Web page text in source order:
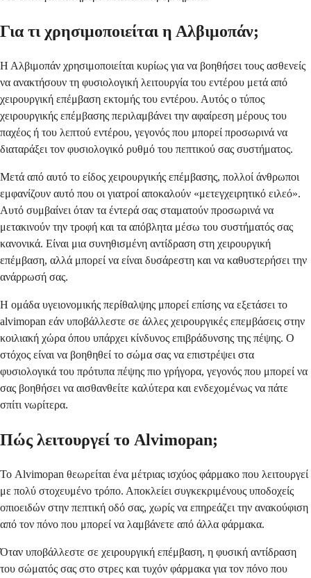
Για τι χρησιμοποιείται η Αλβιμοπάν;
Η Αλβιμοπάν χρησιμοποιείται κυρίως για να βοηθήσει τους ασθενείς
να ανακτήσουν τη φυσιολογική λειτουργία του εντέρου μετά από
χειρουργική επέμβαση εκτομής του εντέρου. Αυτός ο τύπος
χειρουργικής επέμβασης περιλαμβάνει την αφαίρεση μέρους του
παχέος ή του λεπτού εντέρου, γεγονός που μπορεί προσωρινά να
διαταράξει τον φυσιολογικό ρυθμό του πεπτικού σας συστήματος.
Μετά από αυτό το είδος χειρουργικής επέμβασης, πολλοί άνθρωποι
εμφανίζουν αυτό που οι γιατροί αποκαλούν «μετεγχειρητικό ειλεό».
Αυτό συμβαίνει όταν τα έντερά σας σταματούν προσωρινά να
μετακινούν την τροφή και τα απόβλητα μέσω του συστήματός σας
κανονικά. Είναι μια συνηθισμένη αντίδραση στη χειρουργική
επέμβαση, αλλά μπορεί να είναι δυσάρεστη και να καθυστερήσει την
ανάρρωσή σας.
Η ομάδα υγειονομικής περίθαλψης μπορεί επίσης να εξετάσει το
alvimopan εάν υποβάλλεστε σε άλλες χειρουργικές επεμβάσεις στην
κοιλιακή χώρα όπου υπάρχει κίνδυνος επιβράδυνσης της πέψης. Ο
στόχος είναι να βοηθηθεί το σώμα σας να επιστρέψει στα
φυσιολογικά του πρότυπα πέψης πιο γρήγορα, γεγονός που μπορεί να
σας βοηθήσει να αισθανθείτε καλύτερα και ενδεχομένως να πάτε
σπίτι νωρίτερα.
Πώς λειτουργεί το Alvimopan;
Το Alvimopan θεωρείται ένα μέτριας ισχύος φάρμακο που λειτουργεί
με πολύ στοχευμένο τρόπο. Αποκλείει συγκεκριμένους υποδοχείς
οπιοειδών στην πεπτική οδό σας, χωρίς να επηρεάζει την ανακούφιση
από τον πόνο που μπορεί να λαμβάνετε από άλλα φάρμακα.
Όταν υποβάλλεστε σε χειρουργική επέμβαση, η φυσική αντίδραση
του σώματός σας στο στρες και τυχόν φάρμακα για τον πόνο που